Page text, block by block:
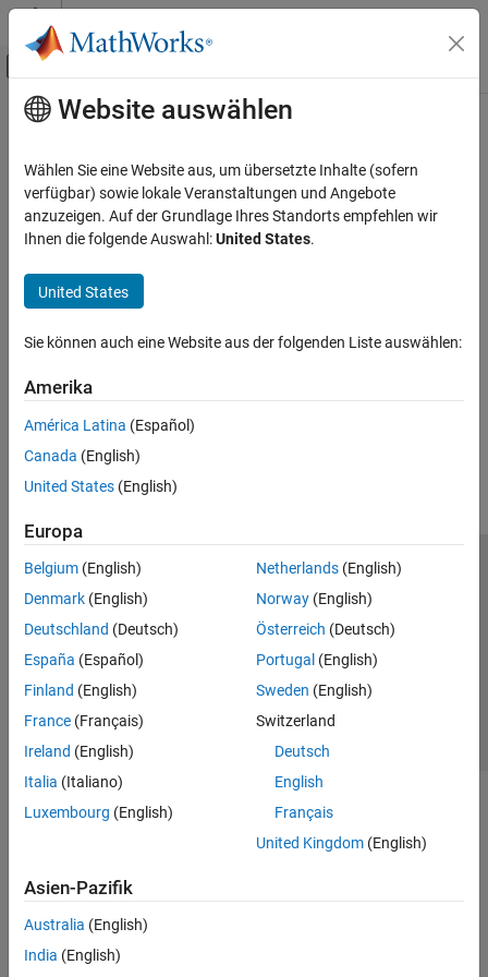
Weiter zum Inhalt
Umschaltung für Off-Canvas-
Startseite der Dokumentation
Hauptinhalt
How useful was this information?
Website auswählen
Wählen Sie eine Website aus, um übersetzte Inhalte (sofern
verfügbar) sowie lokale Veranstaltungen und Angebote
anzuzeigen. Auf der Grundlage Ihres Standorts empfehlen wir
Ihnen die folgende Auswahl:United States.
United States
Sie können auch eine Website aus der folgenden Liste auswählen:
Amerika
América Latina (Español)
Canada (English)
United States (English)
Europa
Belgium (English)
Denmark (English)
Deutschland (Deutsch)
España (Español)
Finland (English)
France (Français)
Ireland (English)
Italia (Italiano)
Luxembourg (English)
Netherlands(English)
Norway(English)
Österreich (Deutsch)
Portugal (English)
Sweden (English)
Switzerland
Deutsch
English
Français
United Kingdom(English)
Asien-Pazifik
Australia (English)
India (English)
Trust Center
Datenschutz-Richtlinien
Datendiebstahl verhindern
Status von Anwendungen
© 1994-2026 The MathWorks, Inc.
Website auswählen
Deutschland